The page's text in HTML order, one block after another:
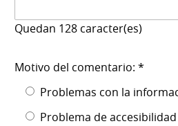
Quedan 128 caracter(es)
Motivo del comentario: *
Problemas con la
Problema de accesibilidad